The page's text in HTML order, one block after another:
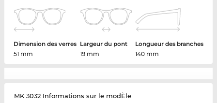
Dimension des verres
51 mm
Largeur du pont
19 mm
Longueur des branches
140 mm
MK 3032 Informations sur le modÈle